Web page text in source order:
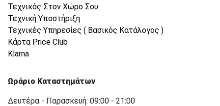
Τεχνικός Στον Χώρο Σου
Τεχνική Υποστήριξη
Τεχνικές Υπηρεσίες ( Βασικός Κατάλογος )
Κάρτα Price Club
Klarna
Ωράριο Καταστημάτων
Δευτέρα - Παρασκευή: 09:00 - 21:00